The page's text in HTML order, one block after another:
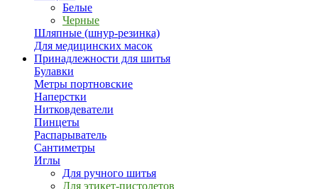
Белые
Черные
Шляпные (шнур-резинка)
Для медицинских масок
Принадлежности для шитья
Булавки
Метры портновские
Наперстки
Нитковдеватели
Пинцеты
Распарыватель
Сантиметры
Иглы
Для ручного шитья
Для этикет-пистолетов